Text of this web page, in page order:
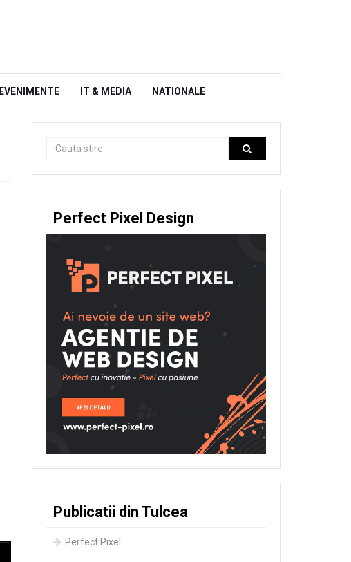
EVENIMENTE IT & MEDIA NATIONALE
Perfect Pixel Design
Publicatii din Tulcea
Perfect Pixel